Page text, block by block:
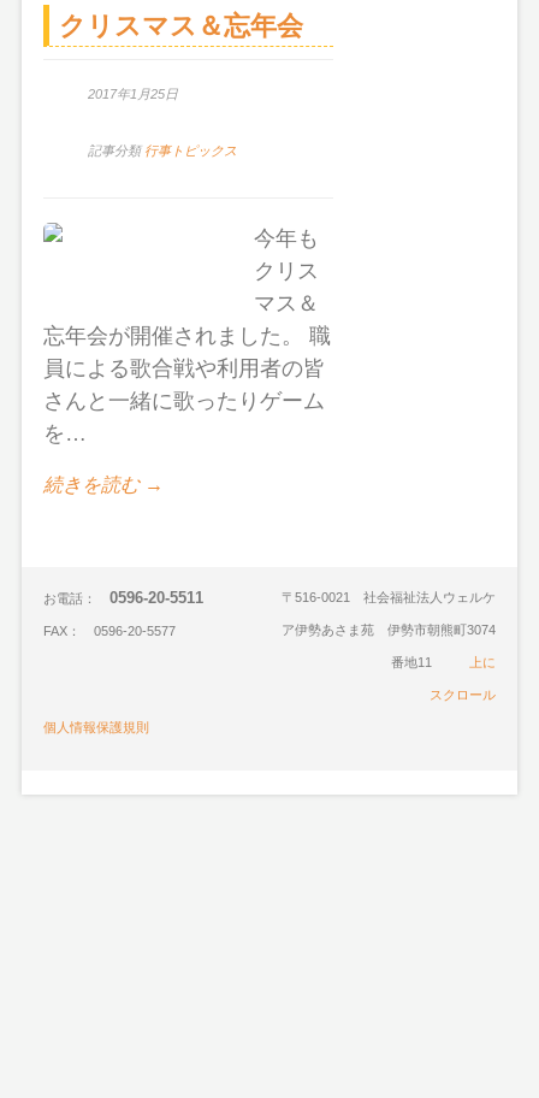
クリスマス＆忘年会
2017年1月25日
記事分類 行事トピックス
今年も
クリス
マス＆
忘年会が開催されました。 職
員による歌合戦や利用者の皆
さんと一緒に歌ったりゲーム
を…
続きを読む →
お電話：0596-20-5511
FAX： 0596-20-5577
〒516-0021 社会福祉法人ウェルケ
ア伊勢あさま苑 伊勢市朝熊町3074
番地11 上に
スクロール
個人情報保護規則